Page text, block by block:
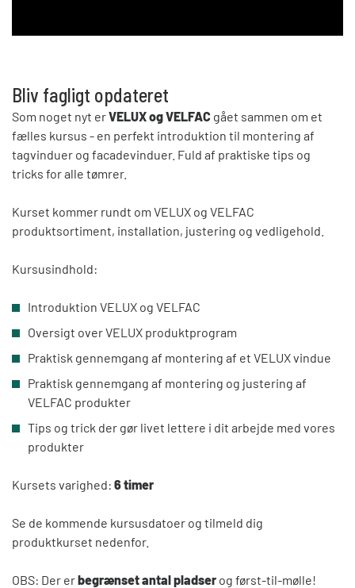
Bliv fagligt opdateret
Som noget nyt erVELUX og VELFAC gået sammen om et
fælles kursus - en perfekt introduktion til montering af
tagvinduer og facadevinduer. Fuld af praktiske tips og
tricks for alle tømrer.
Kurset kommer rundt om VELUX og VELFAC
produktsortiment, installation, justering og vedligehold.
Kursusindhold:
Introduktion VELUX og VELFAC
Oversigt over VELUX produktprogram
Praktisk gennemgang af montering af et VELUX vindue
Praktisk gennemgang af montering og justering af
VELFAC produkter
Tips og trick der gør livet lettere i dit arbejde med vores
produkter
Kursets varighed: 6 timer
Se de kommende kursusdatoer og tilmeld dig
produktkurset nedenfor.
OBS: Der erbegrænset antal pladser og først-til-mølle!